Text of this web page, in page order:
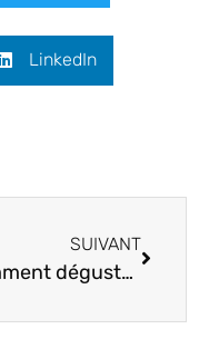
LinkedIn
SUIVANT
Comment déguster un vin pétillant : conseils pour apprécier chaque bulle